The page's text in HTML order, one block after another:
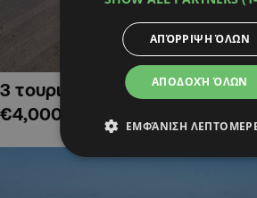
3 τουριστικά χωράφια στην
€4,000,000
ΑΠΟΔΟΧΉ ΌΛΩΝ
ΑΠΌΡΡΙΨΗ ΌΛΩΝ
ΕΜΦΆΝΙΣΗ